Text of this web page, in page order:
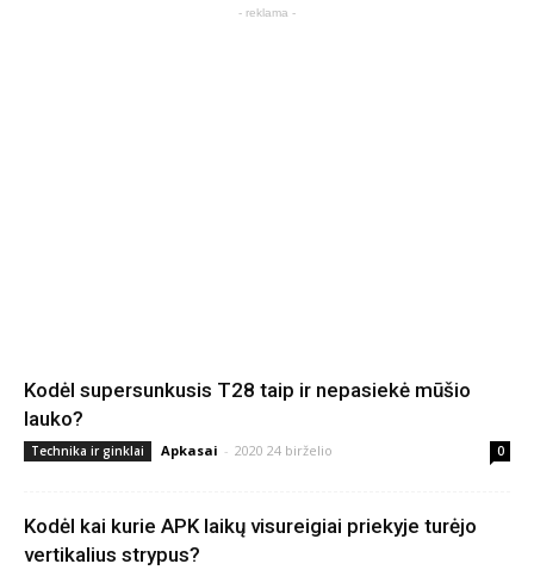
- reklama -
Kodėl supersunkusis T28 taip ir nepasiekė mūšio
lauko?
Technika ir ginklai Apkasai - 2020 24 birželio 0
Kodėl kai kurie APK laikų visureigiai priekyje turėjo
vertikalius strypus?